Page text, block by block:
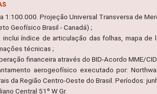
1:100.000. Projeção Universal Transversa de
Geofísico Brasil - Canadá) ;
inclui índice de articulação das folhas, mapa
técnicas ;
financeira através do BID-Acordo MME/
aerogeofísico executado por:
da Região Centro-Oeste do Brasil. Períodos:
Central 51º W Gr.